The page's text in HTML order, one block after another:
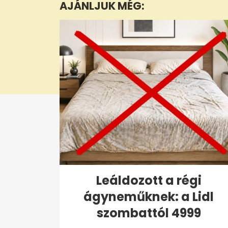
2
secondsVolume
0%
AJÁNLJUK MÉG:
Leáldozott a régi
ágyneműknek: a Lidl
szombattól 4999